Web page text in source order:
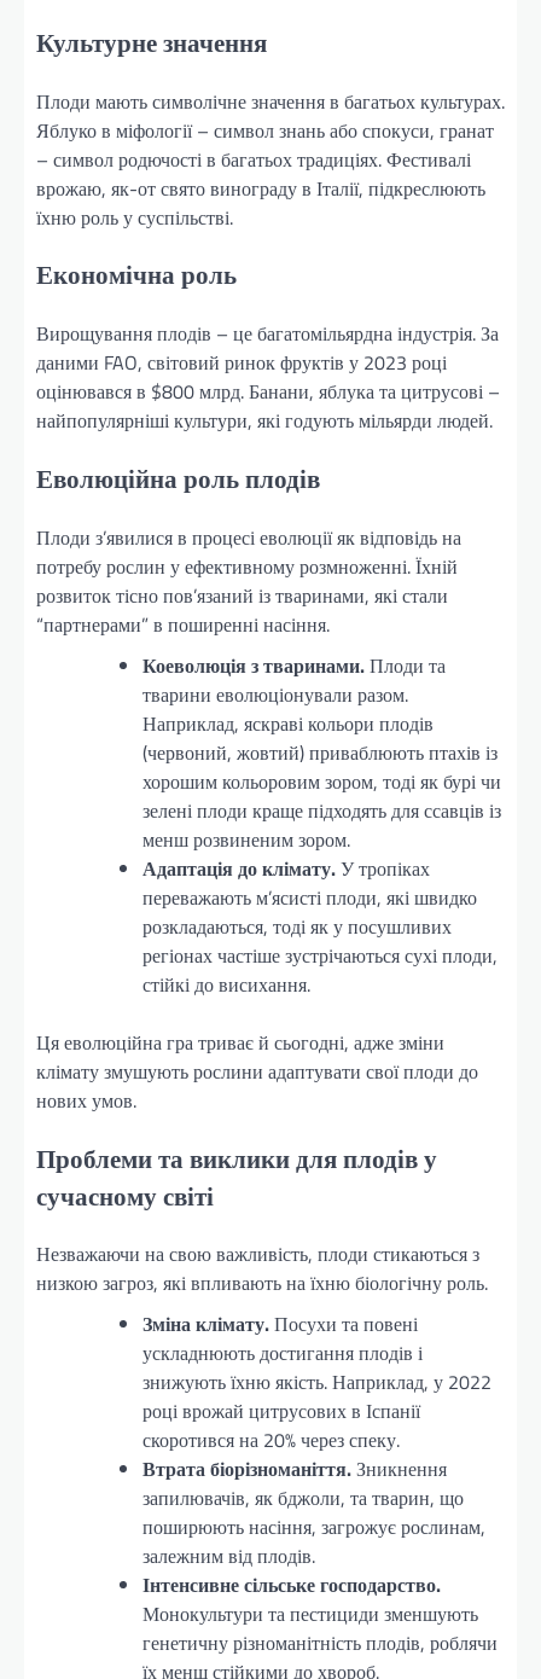
Культурне значення
Плоди мають символічне значення в багатьох культурах.
Яблуко в міфології – символ знань або спокуси, гранат
– символ родючості в багатьох традиціях. Фестивалі
врожаю, як-от свято винограду в Італії, підкреслюють
їхню роль у суспільстві.
Економічна роль
Вирощування плодів – це багатомільярдна індустрія. За
даними FAO, світовий ринок фруктів у 2023 році
оцінювався в $800 млрд. Банани, яблука та цитрусові –
найпопулярніші культури, які годують мільярди людей.
Еволюційна роль плодів
Плоди з’явилися в процесі еволюції як відповідь на
потребу рослин у ефективному розмноженні. Їхній
розвиток тісно пов’язаний із тваринами, які стали
“партнерами” в поширенні насіння.
Коеволюція з тваринами.Плоди та
тварини еволюціонували разом.
Наприклад, яскраві кольори плодів
(червоний, жовтий) приваблюють птахів із
хорошим кольоровим зором, тоді як бурі чи
зелені плоди краще підходять для ссавців із
менш розвиненим зором.
Адаптація до клімату.У тропіках
переважають м’ясисті плоди, які швидко
розкладаються, тоді як у посушливих
регіонах частіше зустрічаються сухі плоди,
стійкі до висихання.
Ця еволюційна гра триває й сьогодні, адже зміни
клімату змушують рослини адаптувати свої плоди до
нових умов.
Проблеми та виклики для плодів у
сучасному світі
Незважаючи на свою важливість, плоди стикаються з
низкою загроз, які впливають на їхню біологічну роль.
Зміна клімату.Посухи та повені
ускладнюють достигання плодів і
знижують їхню якість. Наприклад, у 2022
році врожай цитрусових в Іспанії
скоротився на 20% через спеку.
Втрата біорізноманіття.Зникнення
запилювачів, як бджоли, та тварин, що
поширюють насіння, загрожує рослинам,
залежним від плодів.
Інтенсивне сільське господарство.
Монокультури та пестициди зменшують
генетичну різноманітність плодів, роблячи
їх менш стійкими до хвороб.